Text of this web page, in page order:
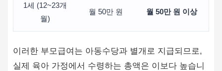
1세 (12~23개
월)
월 50만 원 월 50만 원 이상
이러한 부모급여는 아동수당과 별개로 지급되므로,
실제 육아 가정에서 수령하는 총액은 이보다 높습니